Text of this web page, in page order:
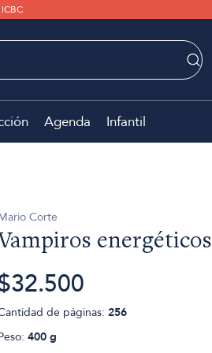
Agenda Infantil
Corte
energéticos
de páginas: 256
400 g